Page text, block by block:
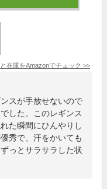
在庫をAmazonでチェック >>
スが手放せないので
した。このレギンス
た瞬間にひんやりし
秀で、汗をかいても
っとサラサラした状